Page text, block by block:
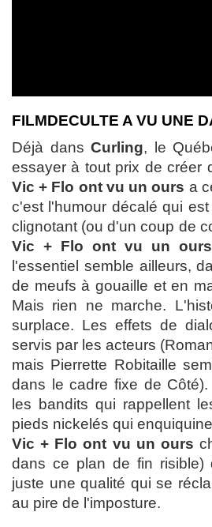
FILMDECULTE A VU UNE
Déjà dansCurling, le
essayer à tout prix de créer
Vic + Flo ont vu un ours a
c'est l'humour décalé qui
clignotant (ou d'un coup de
Vic + Flo ont vu un ours
l'essentiel semble ailleurs,
de meufs à gouaille et en
Mais rien ne marche.
surplace. Les effets de
servis par les acteurs
mais Pierrette Robitaille
dans le cadre fixe de
les bandits qui rappellent
pieds nickelés qui
Vic + Flo ont vu un ours
dans ce plan de fin risible)
juste une qualité qui se
au pire de l'imposture.